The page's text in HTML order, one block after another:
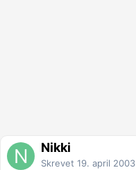
Nikki
Skrevet 19. april 2003